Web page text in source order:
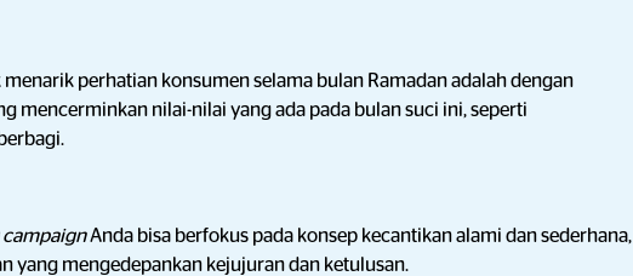
perhatian konsumen selama bulan Ramadan adalah dengan
mencerminkan nilai-nilai yang ada pada bulan suci ini, seperti
Anda bisa berfokus pada konsep kecantikan alami dan sederhana,
yang mengedepankan kejujuran dan ketulusan.